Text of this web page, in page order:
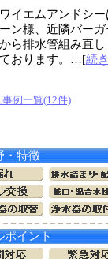
イエムアンドシ
ン様、近隣バー
ら排水管組み直
おります。…[続
例一覧(12件)
・特徴
ポイント